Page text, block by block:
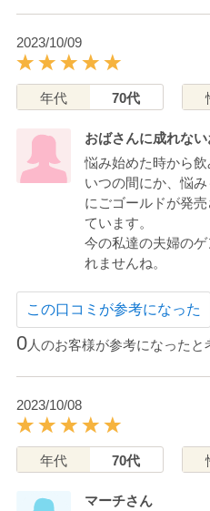
2023/10/09
年代 70代
おばさんに成れな
悩み始めた時から飲
いつの間にか、悩
にごゴールドが発
ています。
今の私達の夫婦の
れませんね。
この口コミが参考になった
0人のお客様が参考になったと
2023/10/08
年代 70代
マーチさん